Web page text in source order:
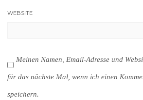
WEBSITE
Meinen Namen, Email-Adresse und
für das nächste Mal, wenn ich einen
speichern.